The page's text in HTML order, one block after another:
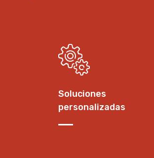
Soluciones
personalizadas